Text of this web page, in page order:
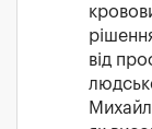
від